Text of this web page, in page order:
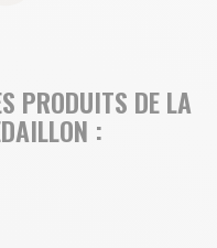
PRODUITS DE LA
: